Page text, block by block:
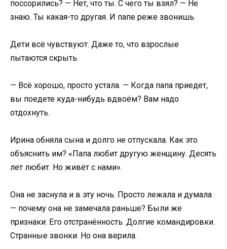
поссорились? — Нет, что ты. С чего ты взял? — Не
знаю. Ты какая-то другая. И папе реже звонишь.
Дети всё чувствуют. Даже то, что взрослые
пытаются скрыть.
— Всё хорошо, просто устала. — Когда папа приедет,
вы поедете куда-нибудь вдвоём? Вам надо
отдохнуть.
Ирина обняла сына и долго не отпускала. Как это
объяснить им? «Папа любит другую женщину. Десять
лет любит. Но живёт с нами».
Она не заснула и в эту ночь. Просто лежала и думала
— почему она не замечала раньше? Были же
признаки. Его отстранённость. Долгие командировки.
Странные звонки. Но она верила.